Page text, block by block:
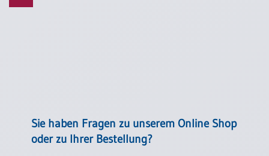
Sie haben Fragen zu unserem Online Shop
oder zu Ihrer Bestellung?